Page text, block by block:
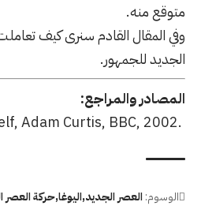
متوقع منه.
وفي المقال القادم سنرى كيف
الجديد للجمهور.
المصادر والمراجع:
Adam Curtis, BBC, 2002.
الوسوم:العصر الجديد اليوغاحركة العصر